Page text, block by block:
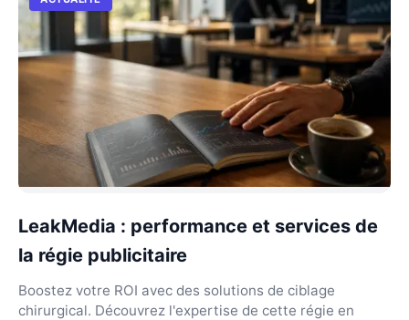
LeakMedia : performance et services de
la régie publicitaire
Boostez votre ROI avec des solutions de ciblage
chirurgical. Découvrez l'expertise de cette régie en